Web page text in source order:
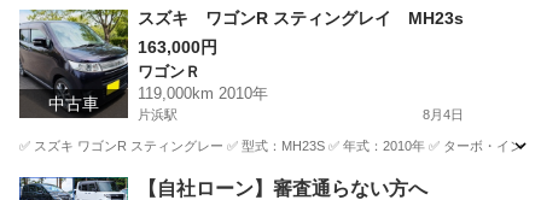
静岡 沼津市 プリウス エンジン
中古車
スズキ ワゴンR スティングレイ MH23s
163,000円
ワゴンＲ
119,000km 2010年
片浜駅 8月4日
✅ スズキ ワゴンR スティングレー ✅ 型式：MH23S ✅ 年式：2010年 ✅ ターボ・イン
静岡 沼津市 片浜駅 ワゴンＲ
【自社ローン】審査通らない方へ